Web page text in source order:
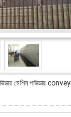
পাউডার মেশিন পাউডার